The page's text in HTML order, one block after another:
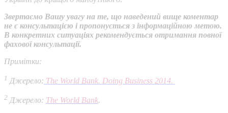
Звертаємо Вашу увагу на те, що наведений вище коментар
не є консультацією і пропонується з інформаційною метою.
В конкретних ситуаціях рекомендується отримання повної
фахової консультації.
Примітки:
1 Джерело: The World Bank. Doing Business 2014.
2 Джерело: The World Bank.